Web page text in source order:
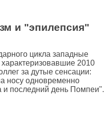
и "эпилепсия"
цикла западные
2010
за дутые сенсации:
носу одновременно
последний день Помпеи".